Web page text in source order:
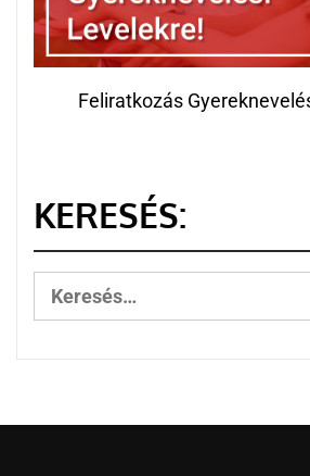
Feliratkozás
KERESÉS: